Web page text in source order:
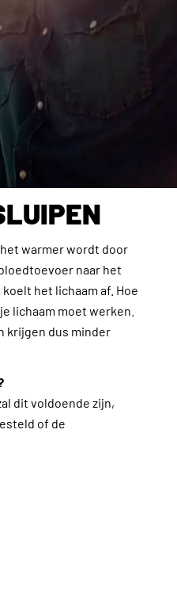
warmer wordt door
naar het
het lichaam af. Hoe
lichaam moet werken.
krijgen dus minder
dit voldoende zijn,
of de